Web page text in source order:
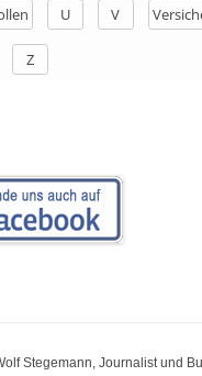
U V
Z
Stegemann, Journalist und